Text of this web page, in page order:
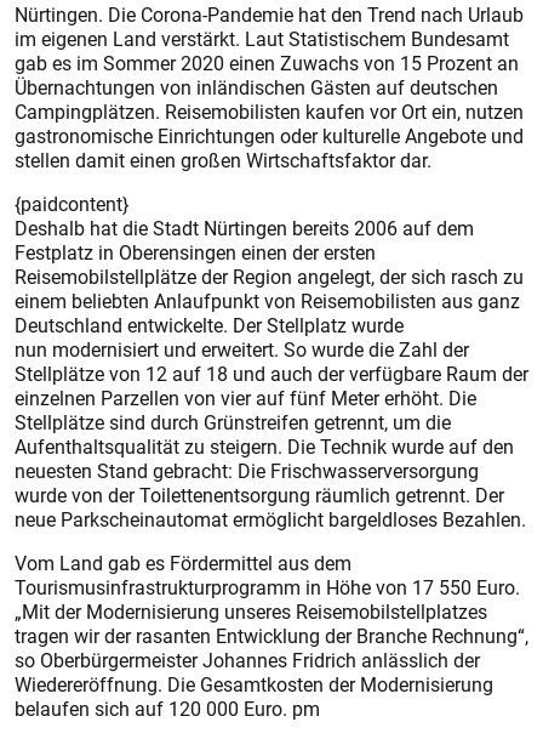
Nürtingen. Die Corona-Pandemie hat den Trend nach Urlaub
im eigenen Land verstärkt. Laut Statistischem Bundesamt
gab es im Sommer 2020 einen Zuwachs von 15 Prozent an
Übernachtungen von inländischen Gästen auf deutschen
Campingplätzen. Reisemobilisten kaufen vor Ort ein, nutzen
gastronomische Einrichtungen oder kulturelle Angebote und
stellen damit einen großen Wirtschaftsfaktor dar.
{paidcontent}
Deshalb hat die Stadt Nürtingen bereits 2006 auf dem
Festplatz in Oberensingen einen der ersten
Reisemobilstellplätze der Region angelegt, der sich rasch zu
einem beliebten Anlaufpunkt von Reisemobilisten aus ganz
Deutschland entwickelte. Der Stellplatz wurde
nun modernisiert und erweitert. So wurde die Zahl der
Stellplätze von 12 auf 18 und auch der verfügbare Raum der
einzelnen Parzellen von vier auf fünf Meter erhöht. Die
Stellplätze sind durch Grünstreifen getrennt, um die
Aufenthaltsqualität zu steigern. Die Technik wurde auf den
neuesten Stand gebracht: Die Frischwasserversorgung
wurde von der Toilettenentsorgung räumlich getrennt. Der
neue Parkscheinautomat ermöglicht bargeldloses Bezahlen.
Vom Land gab es Fördermittel aus dem
Tourismusinfrastrukturprogramm in Höhe von 17 550 Euro.
„Mit der Modernisierung unseres Reisemobilstellplatzes
tragen wir der rasanten Entwicklung der Branche Rechnung“,
so Oberbürgermeister Johannes Fridrich anlässlich der
Wiedereröffnung. Die Gesamtkosten der Modernisierung
belaufen sich auf 120 000 Euro. pm